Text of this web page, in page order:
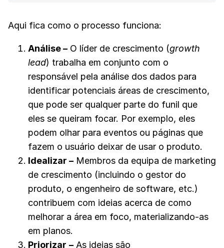
Aqui fica como o processo funciona:
Análise– O líder de crescimento (growth
lead) trabalha em conjunto com o
responsável pela análise dos dados para
identificar potenciais áreas de crescimento,
que pode ser qualquer parte do funil que
eles se queiram focar. Por exemplo, eles
podem olhar para eventos ou páginas que
fazem o usuário deixar de usar o produto.
Idealizar – Membros da equipa de marketing
de crescimento (incluindo o gestor do
produto, o engenheiro de software, etc.)
contribuem com ideias acerca de como
melhorar a área em foco, materializando-as
em planos.
Priorizar – As ideias são